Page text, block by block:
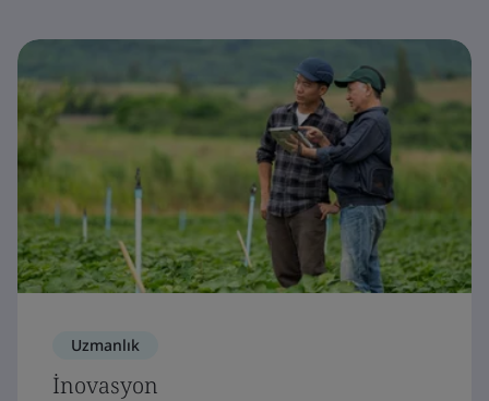
Uzmanlık
İnovasyon